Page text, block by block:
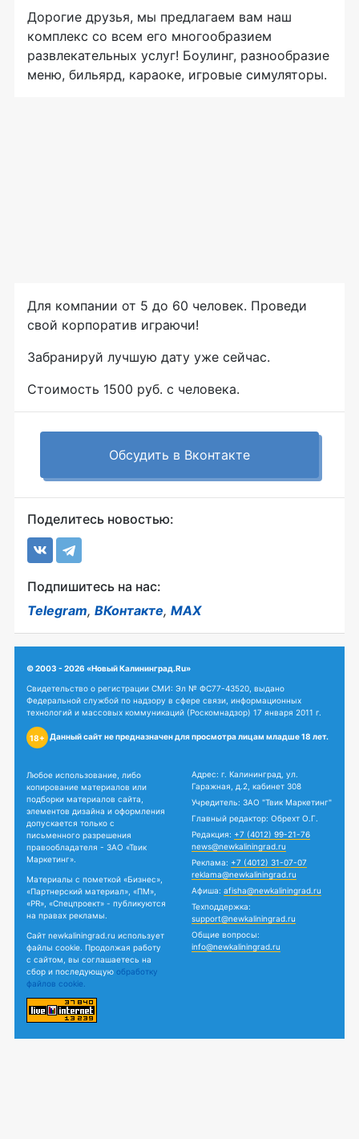
Дорогие друзья, мы предлагаем вам наш
комплекс со всем его многообразием
развлекательных услуг! Боулинг, разнообразие
меню, бильярд, караоке, игровые симуляторы.
Для компании от 5 до 60 человек. Проведи
свой корпоратив играючи!
Забранируй лучшую дату уже сейчас.
Стоимость 1500 руб. с человека.
Обсудить в Вконтакте
Поделитесь новостью:
Подпишитесь на нас:
Telegram, ВКонтакте, MAX
© 2003 - 2026 «Новый Калининград.Ru»
Свидетельство о регистрации СМИ: Эл № ФС77-43520, выдано
Федеральной службой по надзору в сфере связи, информационных
технологий и массовых коммуникаций (Роскомнадзор) 17 января 2011 г.
18+ Данный сайт не предназначен для просмотра лицам младше 18 лет.
Любое использование, либо
копирование материалов или
подборки материалов сайта,
элементов дизайна и оформления
допускается только с
письменного разрешения
правообладателя - ЗАО «Твик
Маркетинг».
Материалы с пометкой «Бизнес»,
«Партнерский материал», «ПМ»,
«PR», «Спецпроект» - публикуются
на правах рекламы.
Сайт newkaliningrad.ru использует
файлы cookie. Продолжая работу
с сайтом, вы соглашаетесь на
сбор и последующую обработку
файлов cookie.
Адрес: г. Калининград, ул.
Гаражная, д.2, кабинет 308
Учредитель: ЗАО "Твик Маркетинг"
Главный редактор: Обрехт О.Г.
Редакция: +7 (4012) 99-21-76
news@newkaliningrad.ru
Реклама: +7 (4012) 31-07-07
reklama@newkaliningrad.ru
Афиша: afisha@newkaliningrad.ru
Техподдержка:
support@newkaliningrad.ru
Общие вопросы:
info@newkaliningrad.ru